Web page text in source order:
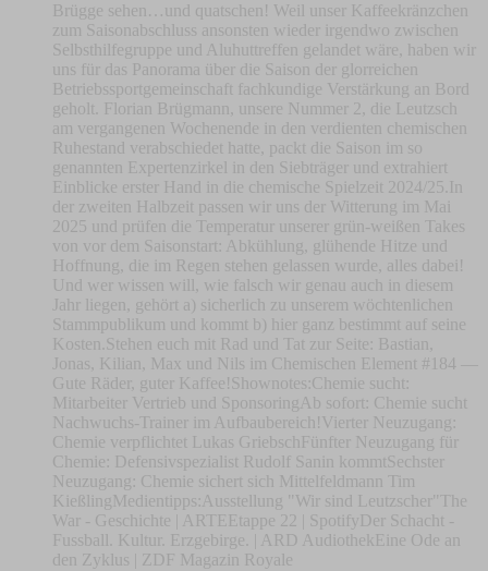
Brügge sehen…und quatschen! Weil unser Kaffeekränzchen
zum Saisonabschluss ansonsten wieder irgendwo zwischen
Selbsthilfegruppe und Aluhuttreffen gelandet wäre, haben wir
uns für das Panorama über die Saison der glorreichen
Betriebssportgemeinschaft fachkundige Verstärkung an Bord
geholt. Florian Brügmann, unsere Nummer 2, die Leutzsch
am vergangenen Wochenende in den verdienten chemischen
Ruhestand verabschiedet hatte, packt die Saison im so
genannten Expertenzirkel in den Siebträger und extrahiert
Einblicke erster Hand in die chemische Spielzeit 2024/25.In
der zweiten Halbzeit passen wir uns der Witterung im Mai
2025 und prüfen die Temperatur unserer grün-weißen Takes
von vor dem Saisonstart: Abkühlung, glühende Hitze und
Hoffnung, die im Regen stehen gelassen wurde, alles dabei!
Und wer wissen will, wie falsch wir genau auch in diesem
Jahr liegen, gehört a) sicherlich zu unserem wöchtenlichen
Stammpublikum und kommt b) hier ganz bestimmt auf seine
Kosten.Stehen euch mit Rad und Tat zur Seite: Bastian,
Jonas, Kilian, Max und Nils im Chemischen Element #184 —
Gute Räder, guter Kaffee!Shownotes:Chemie sucht:
Mitarbeiter Vertrieb und SponsoringAb sofort: Chemie sucht
Nachwuchs-Trainer im Aufbaubereich!Vierter Neuzugang:
Chemie verpflichtet Lukas GriebschFünfter Neuzugang für
Chemie: Defensivspezialist Rudolf Sanin kommtSechster
Neuzugang: Chemie sichert sich Mittelfeldmann Tim
KießlingMedientipps:Ausstellung "Wir sind Leutzscher"The
War - Geschichte | ARTEEtappe 22 | SpotifyDer Schacht -
Fussball. Kultur. Erzgebirge. | ARD AudiothekEine Ode an
den Zyklus | ZDF Magazin Royale